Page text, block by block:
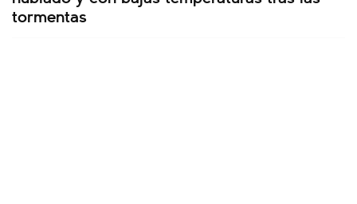
tormentas